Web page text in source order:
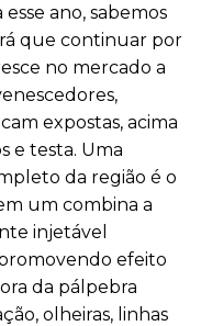
ano, sabemos
que continuar por
no mercado a
expostas, acima
e testa. Uma
da região é o
um combina a
injetável
efeito
da pálpebra
olheiras, linhas